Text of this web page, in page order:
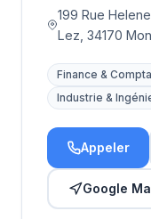
199 Rue
Lez, 34170
Finance &
Industrie &
Appeler
Google